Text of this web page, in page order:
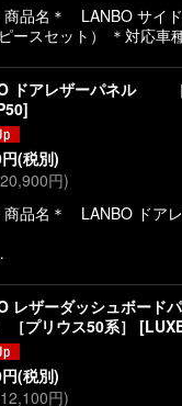
名＊ LANBO サイド
ースセット） ＊対応車
ドアレザーパネル ［
]
円(税別)
20,900円)
名＊ LANBO ドアレ
レザーダッシュボード
プリウス50系］
[
円(税別)
12,100円)